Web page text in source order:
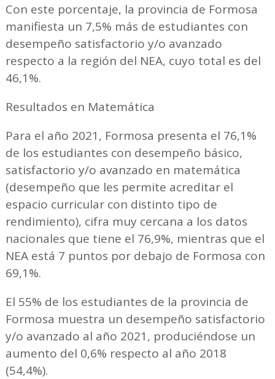
Con este porcentaje, la provincia de Formosa
manifiesta un 7,5% más de estudiantes con
desempeño satisfactorio y/o avanzado
respecto a la región del NEA, cuyo total es del
46,1%.
Resultados en Matemática
Para el año 2021, Formosa presenta el 76,1%
de los estudiantes con desempeño básico,
satisfactorio y/o avanzado en matemática
(desempeño que les permite acreditar el
espacio curricular con distinto tipo de
rendimiento), cifra muy cercana a los datos
nacionales que tiene el 76,9%, mientras que el
NEA está 7 puntos por debajo de Formosa con
69,1%.
El 55% de los estudiantes de la provincia de
Formosa muestra un desempeño satisfactorio
y/o avanzado al año 2021, produciéndose un
aumento del 0,6% respecto al año 2018
(54,4%).